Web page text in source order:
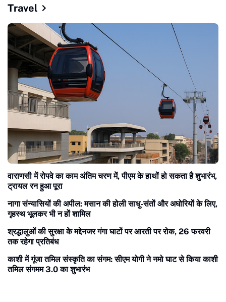
Travel
वाराणसी में रोपवे का काम अंतिम चरण में, पीएम के हाथों हो सकता है शुभारंभ,
ट्रायल रन हुआ पूरा
नागा संन्यासियों की अपील: मसान की होली साधु-संतों और अघोरियों के लिए,
गृहस्थ भूलकर भी न हों शामिल
श्रद्धालुओं की सुरक्षा के मद्देनजर गंगा घाटों पर आरती पर रोक, 26 फरवरी
तक रहेगा प्रतिबंध
काशी में गूंजा तमिल संस्कृति का संगम: सीएम योगी ने नमो घाट से किया काशी
तमिल संगमम 3.0 का शुभारंभ